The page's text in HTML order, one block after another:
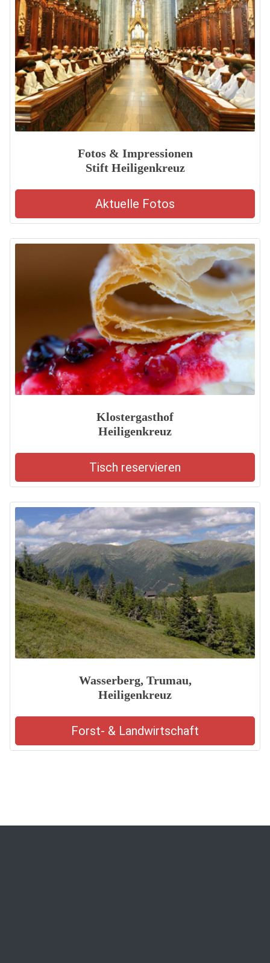
Fotos & Impressionen
Stift Heiligenkreuz
Aktuelle Fotos
Klostergasthof
Heiligenkreuz
Tisch reservieren
Wasserberg, Trumau,
Heiligenkreuz
Forst- & Landwirtschaft